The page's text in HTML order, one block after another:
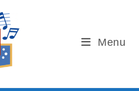
Menu